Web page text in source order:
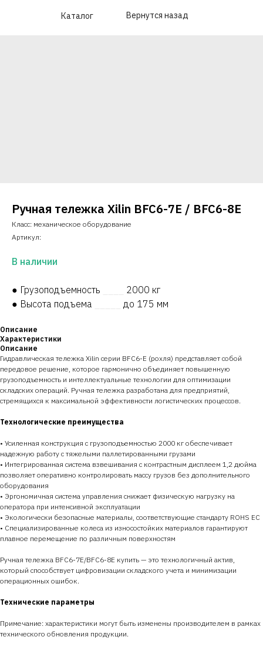
Каталог Вернутся назад
Ручная тележка Xilin BFC6-7E / BFC6-8E
Класс: механическое оборудование
Артикул:
В наличии
● Грузоподъемность
2000 кг
● Высота подъема
до 175 мм
Описание
Характеристики
Описание
Гидравлическая тележка Xilin серии BFC6-E (рохля) представляет собой
передовое решение, которое гармонично объединяет повышенную
грузоподъемность и интеллектуальные технологии для оптимизации
складских операций. Ручная тележка разработана для предприятий,
стремящихся к максимальной эффективности логистических процессов.
Технологические преимущества
• Усиленная конструкция с грузоподъемностью 2000 кг обеспечивает
надежную работу с тяжелыми паллетированными грузами
• Интегрированная система взвешивания с контрастным дисплеем 1,2 дюйма
позволяет оперативно контролировать массу грузов без дополнительного
оборудования
• Эргономичная система управления снижает физическую нагрузку на
оператора при интенсивной эксплуатации
• Экологически безопасные материалы, соответствующие стандарту ROHS ЕС
• Специализированные колеса из износостойких материалов гарантируют
плавное перемещение по различным поверхностям
Ручная тележка BFC6-7E/BFC6-8E купить — это технологичный актив,
который способствует цифровизации складского учета и минимизации
операционных ошибок.
Технические параметры
Примечание: характеристики могут быть изменены производителем в рамках
технического обновления продукции.